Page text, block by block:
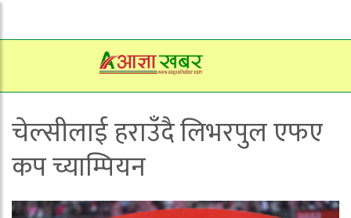
चेल्सीलाई हराउँदै लिभरपुल एफए
कप च्याम्पियन